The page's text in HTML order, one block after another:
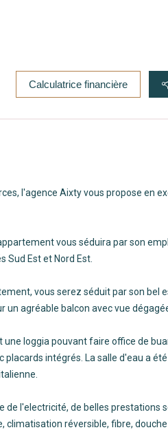
Calculatrice financière
l'agence Aixty vous propose en
vous séduira par son
Sud Est et Nord Est.
vous serez séduit par son bel
un agréable balcon avec vue
loggia pouvant faire office de
intégrés. La salle d'eau a été
de l'electricité, de belles prestations
réversible, fibre,